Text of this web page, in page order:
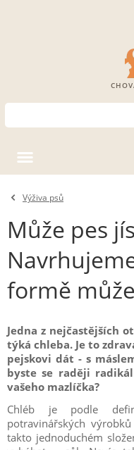
Výživa psů
Může pes
formě
Jedna z nejčastějších
týká chleba. Je to
pejskovi dát - s
byste se raději
vašeho mazlíčka?
Chléb je podle
potravinářských
takto jednoduchém